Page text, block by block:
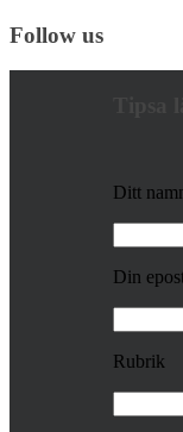
Follow us
Ditt
Din
Rubrik